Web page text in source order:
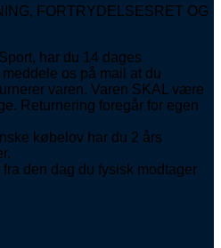
FORTRYDELSESRET OG
har du 14 dages
os på mail at du
varen. Varen SKAL være
Returnering foregår for egen
købelov har du 2 års
den dag du fysisk modtager